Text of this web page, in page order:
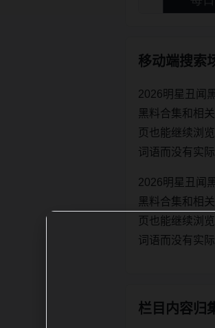
移动端搜索
2026明星丑闻
黑料合集和相
页也能继续浏
词语而没有实际
2026明星丑闻
黑料合集和相
页也能继续浏
词语而没有实际
栏目内容归